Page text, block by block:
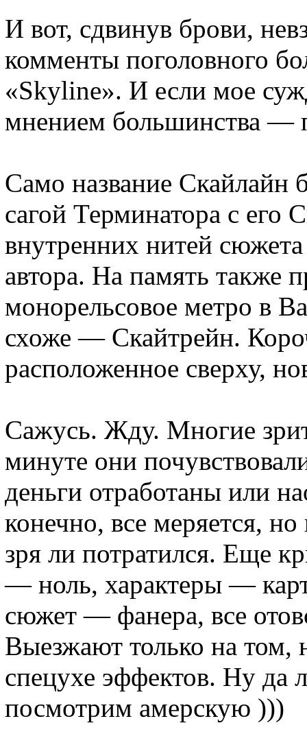
И вот, сдвинув брови,
комменты поголовного
«Skyline». И если мое
мнением большинства —
Само название Скайлайн
сагой Терминатора с его
внутренних нитей
автора. На память также
монорельсовое метро в
схоже — Скайтрейн.
расположенное сверху,
Сажусь. Жду. Многие
минуте они
деньги отработаны или
конечно, все меряется,
зря ли потратился. Еще
— ноль, характеры —
сюжет — фанера, все
Выезжают только на
спецухе эффектов. Ну да
посмотрим амерскую )))